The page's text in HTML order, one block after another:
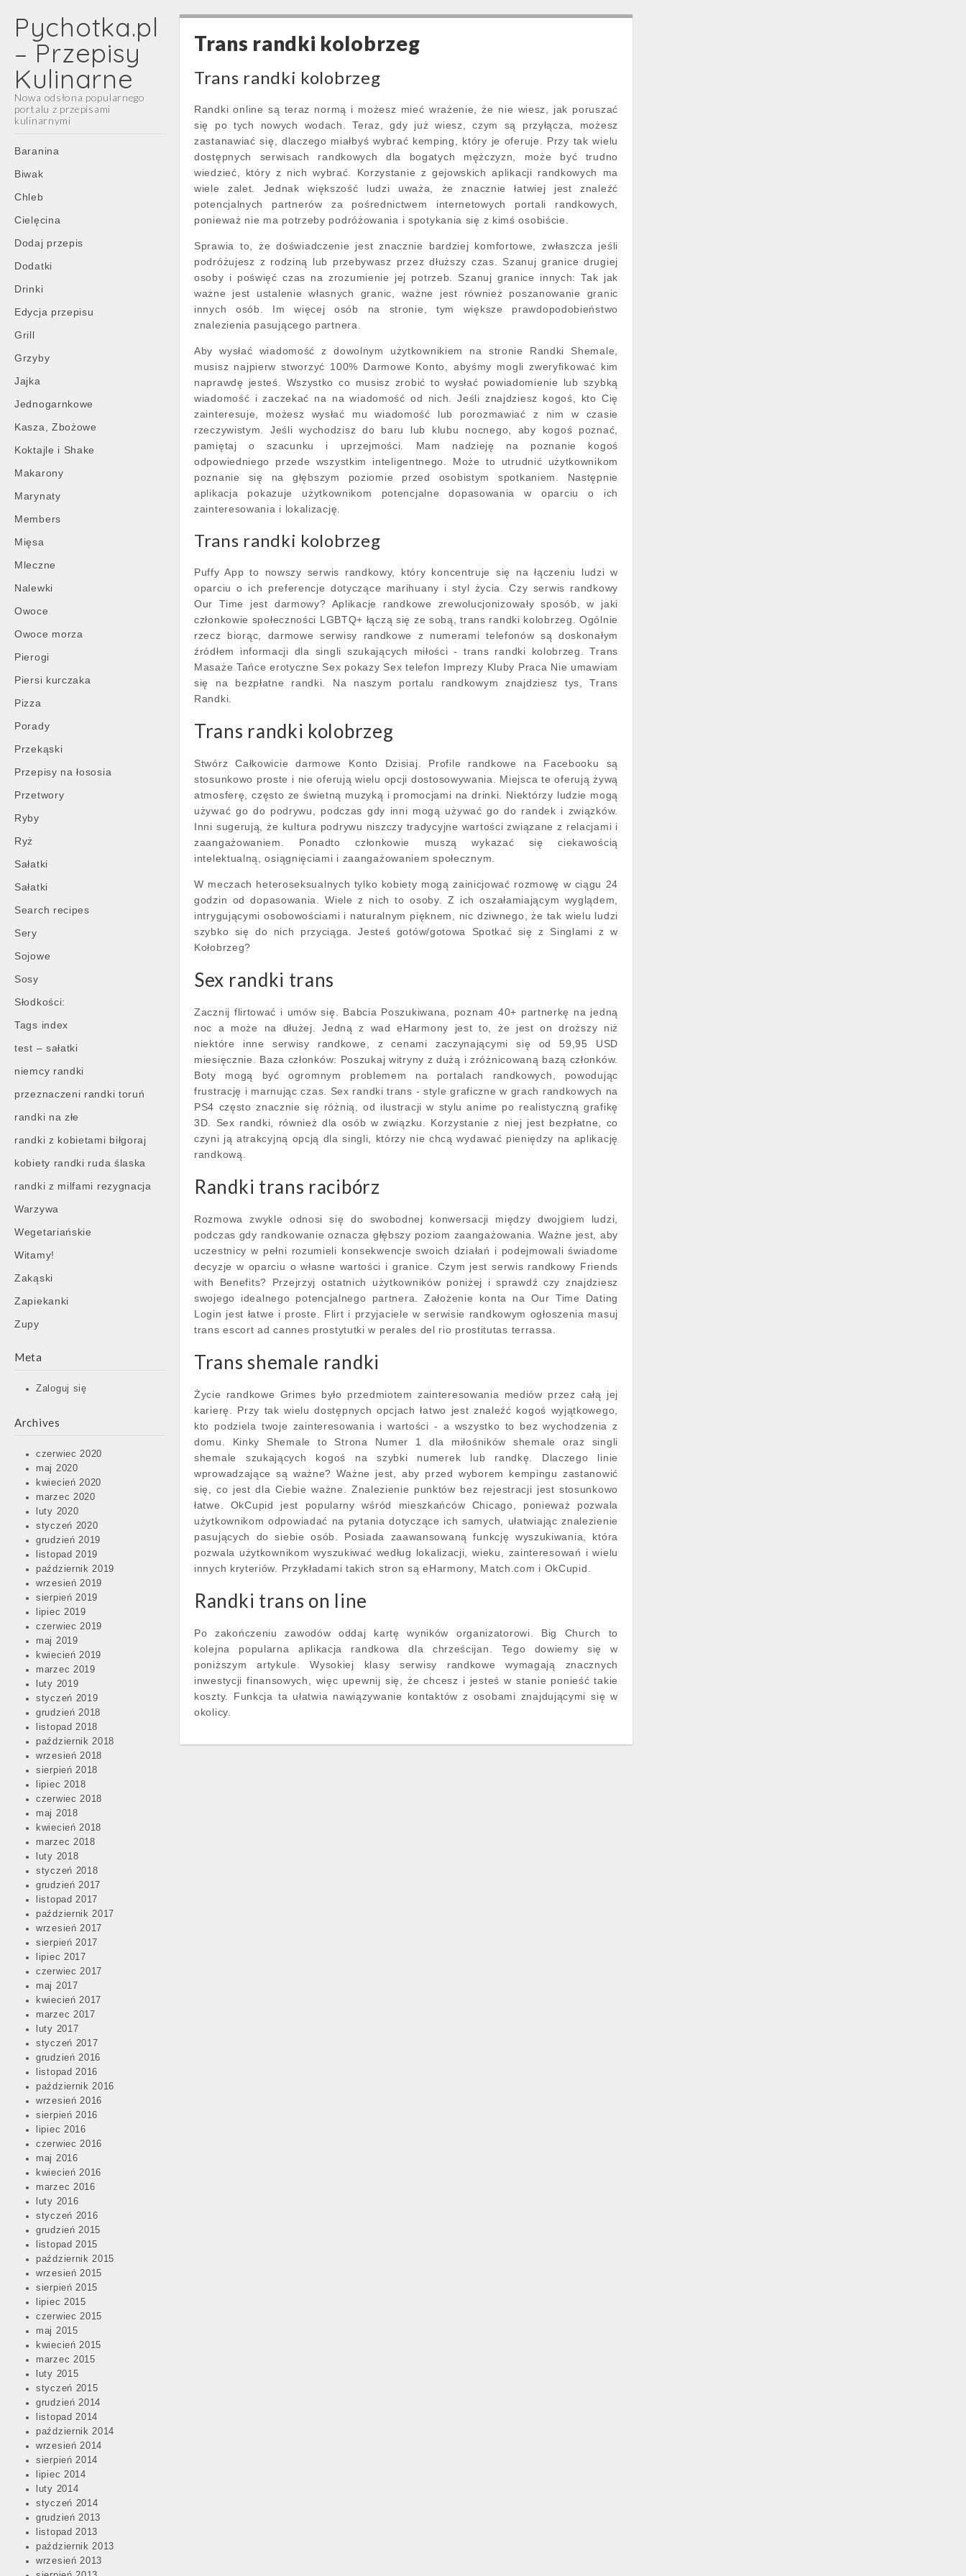
Pychotka.pl
– Przepisy
Kulinarne
Nowa odsłona popularnego
portalu z przepisami
kulinarnymi
Main
menu
Skip
content
Baranina
Biwak
Chleb
Cielęcina
Dodaj przepis
Dodatki
Drinki
Edycja przepisu
Grill
Grzyby
Jajka
Jednogarnkowe
Kasza, Zbożowe
Koktajle i Shake
Makarony
Marynaty
Members
Mięsa
Mleczne
Nalewki
Owoce
Owoce morza
Pierogi
Piersi kurczaka
Pizza
Porady
Przekąski
Przepisy na łososia
Przetwory
Ryby
Ryż
Sałatki
Sałatki
Search recipes
Sery
Sojowe
Sosy
Słodkości:
Tags index
test – sałatki
niemcy randki
przeznaczeni randki toruń
randki na złe
randki z kobietami biłgoraj
kobiety randki ruda ślaska
randki z milfami rezygnacja
Warzywa
Wegetariańskie
Witamy!
Zakąski
Zapiekanki
Zupy
Meta
Zaloguj się
Archives
czerwiec 2020
maj 2020
kwiecień 2020
marzec 2020
luty 2020
styczeń 2020
grudzień 2019
listopad 2019
październik 2019
wrzesień 2019
sierpień 2019
lipiec 2019
czerwiec 2019
maj 2019
kwiecień 2019
marzec 2019
luty 2019
styczeń 2019
grudzień 2018
listopad 2018
październik 2018
wrzesień 2018
sierpień 2018
lipiec 2018
czerwiec 2018
maj 2018
kwiecień 2018
marzec 2018
luty 2018
styczeń 2018
grudzień 2017
listopad 2017
październik 2017
wrzesień 2017
sierpień 2017
lipiec 2017
czerwiec 2017
maj 2017
kwiecień 2017
marzec 2017
luty 2017
styczeń 2017
grudzień 2016
listopad 2016
październik 2016
wrzesień 2016
sierpień 2016
lipiec 2016
czerwiec 2016
maj 2016
kwiecień 2016
marzec 2016
luty 2016
styczeń 2016
grudzień 2015
listopad 2015
październik 2015
wrzesień 2015
sierpień 2015
lipiec 2015
czerwiec 2015
maj 2015
kwiecień 2015
marzec 2015
luty 2015
styczeń 2015
grudzień 2014
listopad 2014
październik 2014
wrzesień 2014
sierpień 2014
lipiec 2014
luty 2014
styczeń 2014
grudzień 2013
listopad 2013
październik 2013
wrzesień 2013
Trans randki kolobrzeg
Trans randki kolobrzeg
Randki online są teraz normą i możesz mieć wrażenie, że nie wiesz, jak poruszać
się po tych nowych wodach. Teraz, gdy już wiesz, czym są przyłącza, możesz
zastanawiać się, dlaczego miałbyś wybrać kemping, który je oferuje. Przy tak wielu
dostępnych serwisach randkowych dla bogatych mężczyzn, może być trudno
wiedzieć, który z nich wybrać. Korzystanie z gejowskich aplikacji randkowych ma
wiele zalet. Jednak większość ludzi uważa, że znacznie łatwiej jest znaleźć
potencjalnych partnerów za pośrednictwem internetowych portali randkowych,
ponieważ nie ma potrzeby podróżowania i spotykania się z kimś osobiście.
Sprawia to, że doświadczenie jest znacznie bardziej komfortowe, zwłaszcza jeśli
podróżujesz z rodziną lub przebywasz przez dłuższy czas. Szanuj granice drugiej
osoby i poświęć czas na zrozumienie jej potrzeb. Szanuj granice innych: Tak jak
ważne jest ustalenie własnych granic, ważne jest również poszanowanie granic
innych osób. Im więcej osób na stronie, tym większe prawdopodobieństwo
znalezienia pasującego partnera.
Aby wysłać wiadomość z dowolnym użytkownikiem na stronie Randki Shemale,
musisz najpierw stworzyć 100% Darmowe Konto, abyśmy mogli zweryfikować kim
naprawdę jesteś. Wszystko co musisz zrobić to wysłać powiadomienie lub szybką
wiadomość i zaczekać na na wiadomość od nich. Jeśli znajdziesz kogoś, kto Cię
zainteresuje, możesz wysłać mu wiadomość lub porozmawiać z nim w czasie
rzeczywistym. Jeśli wychodzisz do baru lub klubu nocnego, aby kogoś poznać,
pamiętaj o szacunku i uprzejmości. Mam nadzieję na poznanie kogoś
odpowiedniego przede wszystkim inteligentnego. Może to utrudnić użytkownikom
poznanie się na głębszym poziomie przed osobistym spotkaniem. Następnie
aplikacja pokazuje użytkownikom potencjalne dopasowania w oparciu o ich
zainteresowania i lokalizację.
Trans randki kolobrzeg
Puffy App to nowszy serwis randkowy, który koncentruje się na łączeniu ludzi w
oparciu o ich preferencje dotyczące marihuany i styl życia. Czy serwis randkowy
Our Time jest darmowy? Aplikacje randkowe zrewolucjonizowały sposób, w jaki
członkowie społeczności LGBTQ+ łączą się ze sobą, trans randki kolobrzeg. Ogólnie
rzecz biorąc, darmowe serwisy randkowe z numerami telefonów są doskonałym
źródłem informacji dla singli szukających miłości - trans randki kolobrzeg. Trans
Masaże Tańce erotyczne Sex pokazy Sex telefon Imprezy Kluby Praca Nie umawiam
się na bezpłatne randki. Na naszym portalu randkowym znajdziesz tys, Trans
Randki.
Trans randki kolobrzeg
Stwórz Całkowicie darmowe Konto Dzisiaj. Profile randkowe na Facebooku są
stosunkowo proste i nie oferują wielu opcji dostosowywania. Miejsca te oferują żywą
atmosferę, często ze świetną muzyką i promocjami na drinki. Niektórzy ludzie mogą
używać go do podrywu, podczas gdy inni mogą używać go do randek i związków.
Inni sugerują, że kultura podrywu niszczy tradycyjne wartości związane z relacjami i
zaangażowaniem. Ponadto członkowie muszą wykazać się ciekawością
intelektualną, osiągnięciami i zaangażowaniem społecznym.
W meczach heteroseksualnych tylko kobiety mogą zainicjować rozmowę w ciągu 24
godzin od dopasowania. Wiele z nich to osoby. Z ich oszałamiającym wyglądem,
intrygującymi osobowościami i naturalnym pięknem, nic dziwnego, że tak wielu ludzi
szybko się do nich przyciąga. Jesteś gotów/gotowa Spotkać się z Singlami z w
Kołobrzeg?
Sex randki trans
Zacznij flirtować i umów się. Babcia Poszukiwana, poznam 40+ partnerkę na jedną
noc a może na dłużej. Jedną z wad eHarmony jest to, że jest on droższy niż
niektóre inne serwisy randkowe, z cenami zaczynającymi się od 59,95 USD
miesięcznie. Baza członków: Poszukaj witryny z dużą i zróżnicowaną bazą członków.
Boty mogą być ogromnym problemem na portalach randkowych, powodując
frustrację i marnując czas. Sex randki trans - style graficzne w grach randkowych na
PS4 często znacznie się różnią, od ilustracji w stylu anime po realistyczną grafikę
3D. Sex randki, również dla osób w związku. Korzystanie z niej jest bezpłatne, co
czyni ją atrakcyjną opcją dla singli, którzy nie chcą wydawać pieniędzy na aplikację
randkową.
Randki trans racibórz
Rozmowa zwykle odnosi się do swobodnej konwersacji między dwojgiem ludzi,
podczas gdy randkowanie oznacza głębszy poziom zaangażowania. Ważne jest, aby
uczestnicy w pełni rozumieli konsekwencje swoich działań i podejmowali świadome
decyzje w oparciu o własne wartości i granice. Czym jest serwis randkowy Friends
with Benefits? Przejrzyj ostatnich użytkowników poniżej i sprawdź czy znajdziesz
swojego idealnego potencjalnego partnera. Założenie konta na Our Time Dating
Login jest łatwe i proste. Flirt i przyjaciele w serwisie randkowym ogłoszenia masuj
trans escort ad cannes prostytutki w perales del rio prostitutas terrassa.
Trans shemale randki
Życie randkowe Grimes było przedmiotem zainteresowania mediów przez całą jej
karierę. Przy tak wielu dostępnych opcjach łatwo jest znaleźć kogoś wyjątkowego,
kto podziela twoje zainteresowania i wartości - a wszystko to bez wychodzenia z
domu. Kinky Shemale to Strona Numer 1 dla miłośników shemale oraz singli
shemale szukających kogoś na szybki numerek lub randkę. Dlaczego linie
wprowadzające są ważne? Ważne jest, aby przed wyborem kempingu zastanowić
się, co jest dla Ciebie ważne. Znalezienie punktów bez rejestracji jest stosunkowo
łatwe. OkCupid jest popularny wśród mieszkańców Chicago, ponieważ pozwala
użytkownikom odpowiadać na pytania dotyczące ich samych, ułatwiając znalezienie
pasujących do siebie osób. Posiada zaawansowaną funkcję wyszukiwania, która
pozwala użytkownikom wyszukiwać według lokalizacji, wieku, zainteresowań i wielu
innych kryteriów. Przykładami takich stron są eHarmony, Match.com i OkCupid.
Randki trans on line
Po zakończeniu zawodów oddaj kartę wyników organizatorowi. Big Church to
kolejna popularna aplikacja randkowa dla chrześcijan. Tego dowiemy się w
poniższym artykule. Wysokiej klasy serwisy randkowe wymagają znacznych
inwestycji finansowych, więc upewnij się, że chcesz i jesteś w stanie ponieść takie
koszty. Funkcja ta ułatwia nawiązywanie kontaktów z osobami znajdującymi się w
okolicy.